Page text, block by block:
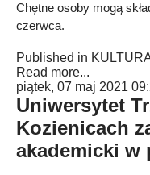
Chętne osoby mogą
czerwca.
Published in
Read more...
piątek, 07 maj 2021
Uniwersytet
Kozienicach
akademicki w